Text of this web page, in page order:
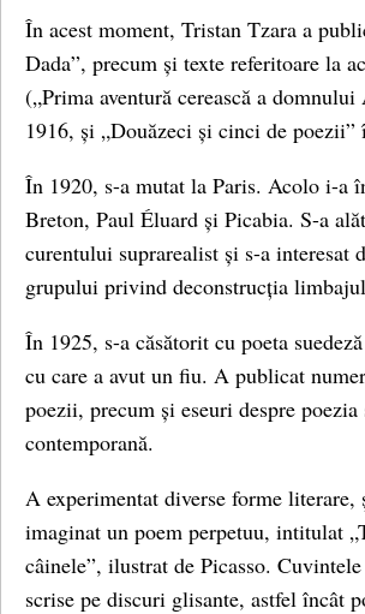
În acest moment, Tristan Tzara a
Dada”, precum și texte referitoare la
(„Prima aventură cerească a
1916, și „Douăzeci și cinci de poezii”
În 1920, s-a mutat la Paris. Acolo i-a
Breton, Paul Éluard și Picabia. S-a
curentului suprarealist și s-a interesat
grupului privind deconstrucția
În 1925, s-a căsătorit cu poeta
cu care a avut un fiu. A publicat
poezii, precum și eseuri despre poezia
contemporană.
A experimentat diverse forme literare,
imaginat un poem perpetuu, intitulat
câinele”, ilustrat de Picasso.
scrise pe discuri glisante, astfel încât